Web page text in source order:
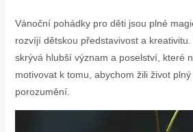
Vánoční pohádky pro děti jsou plné
rozvíjí dětskou představivost a
skrývá hlubší‌ význam a poselství, které
motivovat k tomu, abychom⁢ žili život plný
porozumění.